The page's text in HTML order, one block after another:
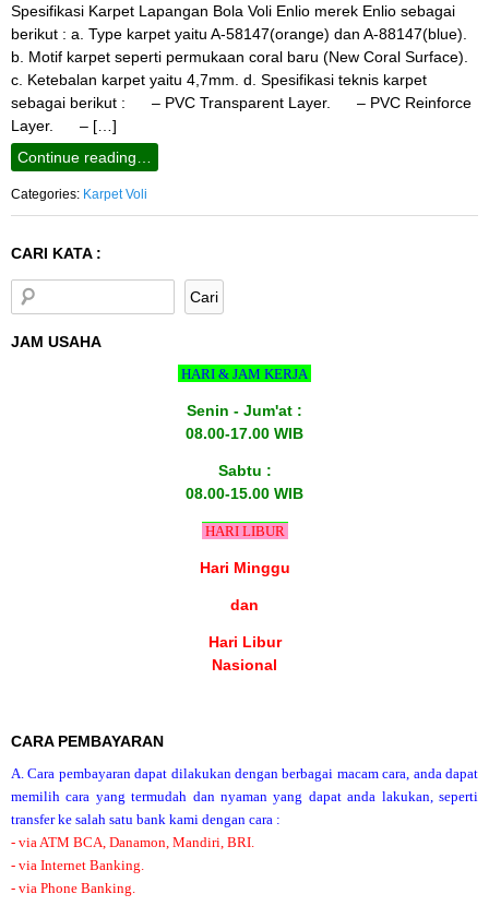
Spesifikasi Karpet Lapangan Bola Voli Enlio merek Enlio sebagai
berikut : a. Type karpet yaitu A-58147(orange) dan A-88147(blue).
b. Motif karpet seperti permukaan coral baru (New Coral Surface).
c. Ketebalan karpet yaitu 4,7mm. d. Spesifikasi teknis karpet
sebagai berikut : – PVC Transparent Layer. – PVC Reinforce
Layer. – […]
Continue reading…
Categories: Karpet Voli
CARI KATA :
JAM USAHA
HARI & JAM KERJA
Senin - Jum'at :
08.00-17.00 WIB
Sabtu :
08.00-15.00 WIB
HARI LIBUR
Hari Minggu
dan
Hari Libur
Nasional
CARA PEMBAYARAN
A. Cara pembayaran dapat dilakukan dengan berbagai macam cara, anda dapat
memilih cara yang termudah dan nyaman yang dapat anda lakukan, seperti
transfer ke salah satu bank kami dengan cara :
- via ATM BCA, Danamon, Mandiri, BRI.
- via Internet Banking.
- via Phone Banking.